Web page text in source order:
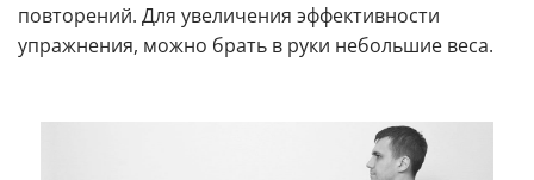
повторений. Для увеличения эффективности
упражнения, можно брать в руки небольшие веса.